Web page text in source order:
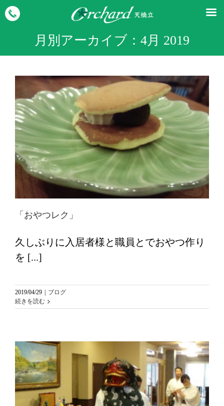
月別アーカイブ： 4月 2019
「おやつレク」
久しぶりに入居者様と職員とでおやつ作り
を [...]
2019/04/29
ブログ
続きを読む